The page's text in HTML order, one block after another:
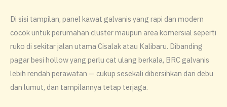
Di sisi tampilan, panel kawat galvanis yang rapi dan modern
cocok untuk perumahan cluster maupun area komersial seperti
ruko di sekitar jalan utama Cisalak atau Kalibaru. Dibanding
pagar besi hollow yang perlu cat ulang berkala, BRC galvanis
lebih rendah perawatan — cukup sesekali dibersihkan dari debu
dan lumut, dan tampilannya tetap terjaga.